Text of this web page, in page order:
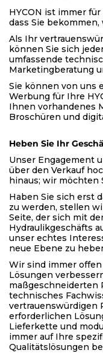
HYCON ist immer
dass Sie bekommen,
Als Ihr
können Sie sich
umfassende
Marketingberatung
Sie können von uns
Werbung für Ihre
Ihnen vorhandenes
Broschüren und
Heben Sie Ihr
Unser Engagement
über den Verkauf
hinaus; wir möchten
Haben Sie sich erst
zu werden, stellen
Seite, der sich mit
Hydraulikgeschäfts
unser echtes
neue Ebene zu
Wir sind immer
Lösungen
maßgeschneiderten
technisches
vertrauenswürdigen
erforderlichen
Lieferkette und
immer auf Ihre
Qualitätslösungen